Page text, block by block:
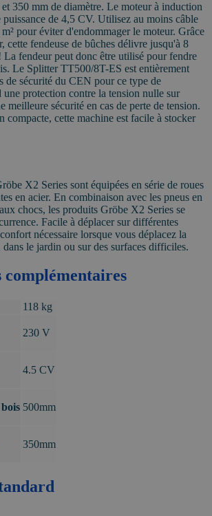
350 mm de diamètre. Le moteur à induction
de 4,5 CV. Utilisez au moins câble
pour éviter d'endommager le moteur. Grâce
cette fendeuse de bûches délivre jusqu'à 8
La fendeur peut donc être utilisé pour fendre
Le Splitter TT500/8T-ES est entièrement
de sécurité du CEN pour ce type de
une protection contre la tension nulle sur
meilleure sécurité en cas de perte de tension.
compacte, cette machine est facile à stocker
X2 Series sont équipées en série de roues
en acier. En combinaison avec les pneus en
chocs, les produits Gröbe X2 Series se
Facile à déplacer sur différentes
nécessaire lorsque vous déplacez la
le jardin ou sur des surfaces difficiles.
118 kg
230 V
4.5 CV
500mm
350mm